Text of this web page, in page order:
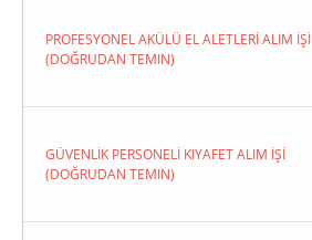
PROFESYONEL AKÜLÜ EL ALETLERİ ALIM İŞİ
(DOĞRUDAN TEMIN)
GÜVENLİK PERSONELİ KIYAFET ALIM İŞİ
(DOĞRUDAN TEMIN)